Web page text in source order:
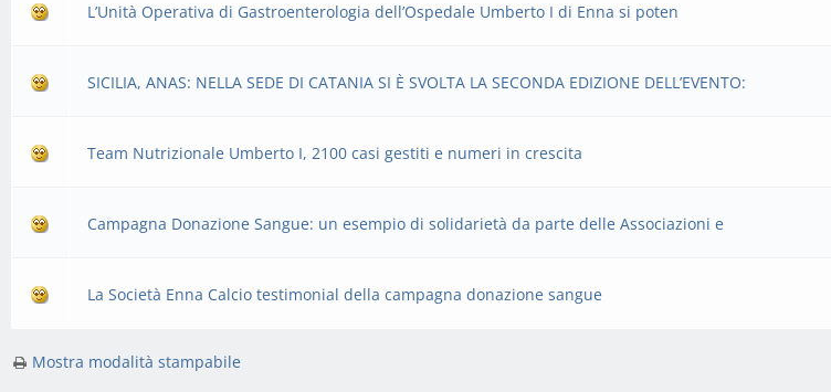
L’Unità Operativa di Gastroenterologia dell’Ospedale Umberto I di Enna si poten
SICILIA, ANAS: NELLA SEDE DI CATANIA SI È SVOLTA LA SECONDA EDIZIONE DELL’EVENTO:
Team Nutrizionale Umberto I, 2100 casi gestiti e numeri in crescita
Campagna Donazione Sangue: un esempio di solidarietà da parte delle Associazioni e
La Società Enna Calcio testimonial della campagna donazione sangue
Mostra modalità stampabile